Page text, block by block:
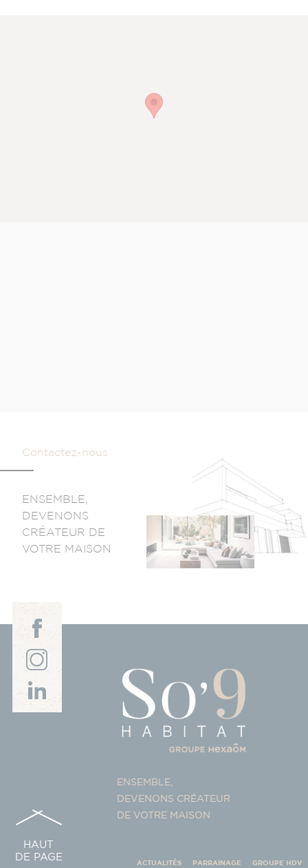
Contactez-nous
ENSEMBLE,
DEVENONS
CRÉATEUR DE
VOTRE MAISON
ENSEMBLE,
DEVENONS CRÉATEUR
DE VOTRE MAISON
ACTUALITÉS PARRAINAGE GROUPE HDV
HAUT
DE PAGE